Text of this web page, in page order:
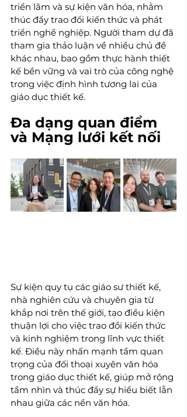
triển lãm và sự kiện văn hóa, nhằm
thúc đẩy trao đổi kiến thức và phát
triển nghề nghiệp. Người tham dự đã
tham gia thảo luận về nhiều chủ đề
khác nhau, bao gồm thực hành thiết
kế bền vững và vai trò của công nghệ
trong việc định hình tương lai của
giáo dục thiết kế.
Đa dạng quan điểm
và Mạng lưới kết nối
Sự kiện quy tụ các giáo sư thiết kế,
nhà nghiên cứu và chuyên gia từ
khắp nơi trên thế giới, tạo điều kiện
thuận lợi cho việc trao đổi kiến thức
và kinh nghiệm trong lĩnh vực thiết
kế. Điều này nhấn mạnh tầm quan
trọng của đối thoại xuyên văn hóa
trong giáo dục thiết kế, giúp mở rộng
tầm nhìn và thúc đẩy sự hiểu biết lẫn
nhau giữa các nền văn hóa.